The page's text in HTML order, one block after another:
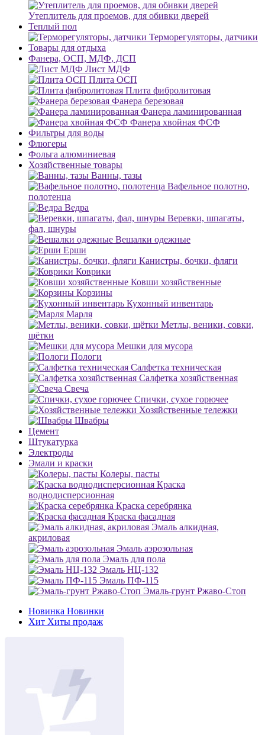
Утеплитель для проемов, для обивки дверей
Теплый пол
Терморегуляторы, датчики
Товары для отдыха
Фанера, ОСП, МДФ, ДСП
Лист МДФ
Плита ОСП
Плита фибролитовая
Фанера березовая
Фанера ламинированная
Фанера хвойная ФСФ
Фильтры для воды
Флюгеры
Фольга алюминиевая
Хозяйственные товары
Ванны, тазы
Вафельное полотно,
полотенца
Ведра
Веревки, шпагаты,
фал, шнуры
Вешалки одежные
Ерши
Канистры, бочки, фляги
Коврики
Ковши хозяйственные
Корзины
Кухонный инвентарь
Марля
Метлы, веники, совки,
щётки
Мешки для мусора
Пологи
Салфетка техническая
Салфетка хозяйственная
Свеча
Спички, сухое горючее
Хозяйственные тележки
Швабры
Цемент
Штукатурка
Электроды
Эмали и краски
Колеры, пасты
Краска
воднодисперсионная
Краска серебрянка
Краска фасадная
Эмаль алкидная,
акриловая
Эмаль аэрозольная
Эмаль для пола
Эмаль НЦ-132
Эмаль ПФ-115
Эмаль-грунт Ржаво-Стоп
Новинка Новинки
Хит Хиты продаж